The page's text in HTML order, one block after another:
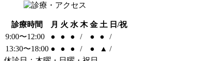
診療時間 月 火 水 木 金 土 日/祝
9:00〜12:00
● ● ● / ● ●
/
13:30〜18:00 ● ● ● / ● ▲ /